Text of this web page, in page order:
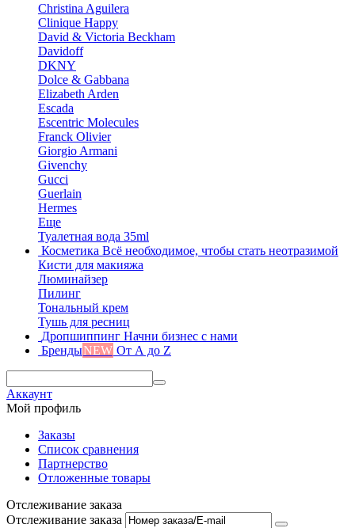
Christina Aguilera
Clinique Happy
David & Victoria Beckham
Davidoff
DKNY
Dolce & Gabbana
Elizabeth Arden
Escada
Escentric Molecules
Franck Olivier
Giorgio Armani
Givenchy
Gucci
Guerlain
Hermes
Еще
Туалетная вода 35ml
Косметика Всё необходимое, чтобы стать неотразимой
Кисти для макияжа
Люминайзер
Пилинг
Тональный крем
Тушь для ресниц
Дропшиппинг Начни бизнес с нами
БрендыNEW От А до Z
Аккаунт
Мой профиль
Заказы
Список сравнения
Партнерство
Отложенные товары
Отслеживание заказа
Отслеживание заказа